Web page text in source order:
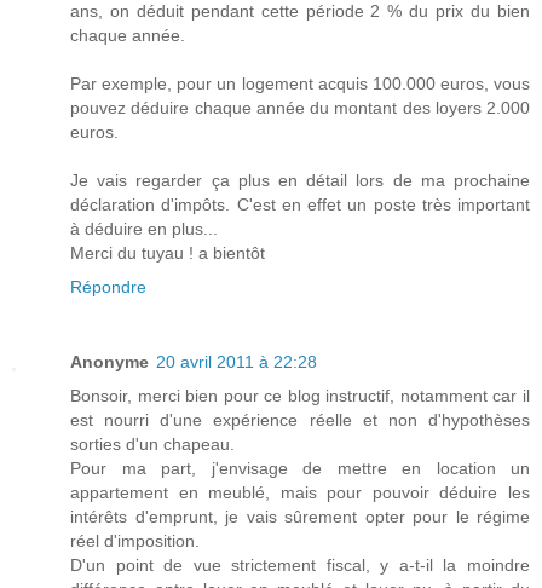
ans, on déduit pendant cette période 2 % du prix du bien
chaque année.
Par exemple, pour un logement acquis 100.000 euros, vous
pouvez déduire chaque année du montant des loyers 2.000
euros.
Je vais regarder ça plus en détail lors de ma prochaine
déclaration d'impôts. C'est en effet un poste très important
à déduire en plus...
Merci du tuyau ! a bientôt
Répondre
Anonyme 20 avril 2011 à 22:28
Bonsoir, merci bien pour ce blog instructif, notamment car il
est nourri d'une expérience réelle et non d'hypothèses
sorties d'un chapeau.
Pour ma part, j'envisage de mettre en location un
appartement en meublé, mais pour pouvoir déduire les
intérêts d'emprunt, je vais sûrement opter pour le régime
réel d'imposition.
D'un point de vue strictement fiscal, y a-t-il la moindre